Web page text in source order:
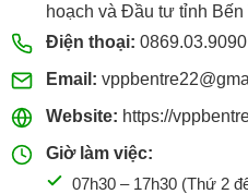
hoạch và Đầu tư tỉnh Bến
Điện thoại: 0869.03.9090
Email:
Website: https://
Giờ làm việc:
07h30 – 17h30 (Thứ 2